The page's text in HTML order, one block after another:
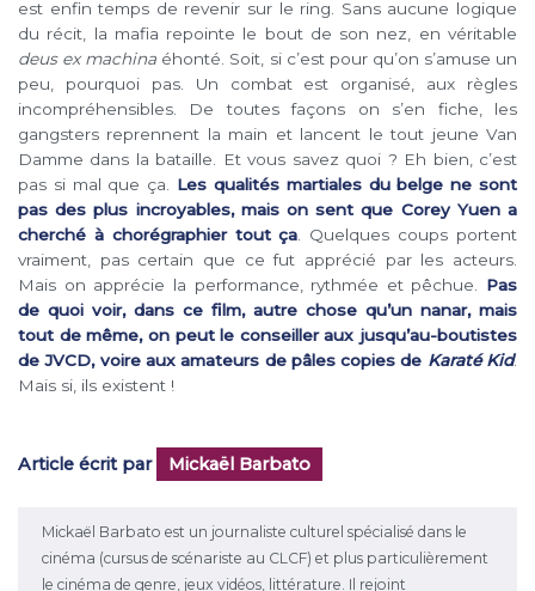
est enfin temps de revenir sur le ring. Sans aucune logique
du récit, la mafia repointe le bout de son nez, en véritable
deus ex machina éhonté. Soit, si c’est pour qu’on s’amuse un
peu, pourquoi pas. Un combat est organisé, aux règles
incompréhensibles. De toutes façons on s’en fiche, les
gangsters reprennent la main et lancent le tout jeune Van
Damme dans la bataille. Et vous savez quoi ? Eh bien, c’est
pas si mal que ça. Les qualités martiales du belge ne sont
pas des plus incroyables, mais on sent que Corey Yuen a
cherché à chorégraphier tout ça . Quelques coups portent
vraiment, pas certain que ce fut apprécié par les acteurs.
Mais on apprécie la performance, rythmée et pêchue.
Pas
de quoi voir, dans ce film, autre chose qu’un nanar, mais
tout de même, on peut le conseiller aux jusqu’au-boutistes
de JVCD, voire aux amateurs de pâles copies de Karaté Kid.
Mais si, ils existent !
Article écrit par Mickaël Barbato
Mickaël Barbato est un journaliste culturel spécialisé dans le
cinéma (cursus de scénariste au CLCF) et plus particulièrement
le cinéma de genre, jeux vidéos, littérature. Il rejoint